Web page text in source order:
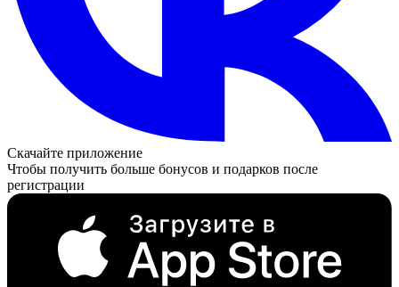
Скачайте приложение
Чтобы получить больше бонусов и подарков после
регистрации